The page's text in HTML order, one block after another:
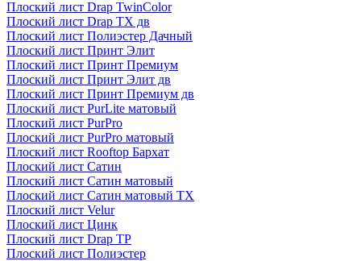
Плоский лист Drap TwinColor
Плоский лист Drap ТХ дв
Плоский лист Полиэстер Дачный
Плоский лист Принт Элит
Плоский лист Принт Премиум
Плоский лист Принт Элит дв
Плоский лист Принт Премиум дв
Плоский лист PurLite матовый
Плоский лист PurPro
Плоский лист PurPro матовый
Плоский лист Rooftop Бархат
Плоский лист Сатин
Плоский лист Сатин матовый
Плоский лист Сатин матовый TX
Плоский лист Velur
Плоский лист Цинк
Плоский лист Drap ТР
Плоский лист Полиэстер